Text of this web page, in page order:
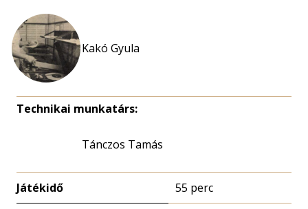
Kakó Gyula
Technikai munkatárs:
Tánczos Tamás
Játékidő 55 perc